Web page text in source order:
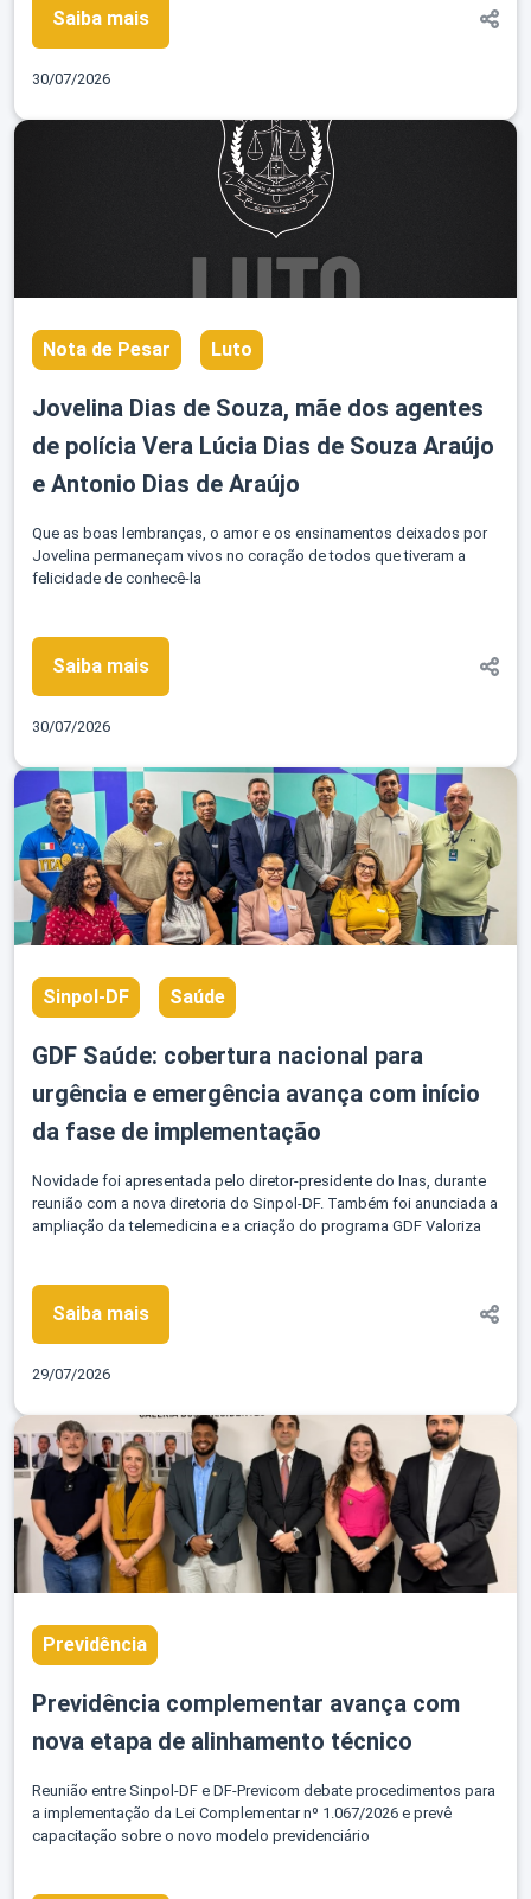
Saiba mais
30/07/2026
Nota de Pesar Luto
Jovelina Dias de Souza, mãe dos agentes
de polícia Vera Lúcia Dias de Souza Araújo
e Antonio Dias de Araújo
Que as boas lembranças, o amor e os ensinamentos deixados por
Jovelina permaneçam vivos no coração de todos que tiveram a
felicidade de conhecê-la
Saiba mais
30/07/2026
Sinpol-DF Saúde
GDF Saúde: cobertura nacional para
urgência e emergência avança com início
da fase de implementação
Novidade foi apresentada pelo diretor-presidente do Inas, durante
reunião com a nova diretoria do Sinpol-DF. Também foi anunciada a
ampliação da telemedicina e a criação do programa GDF Valoriza
Saiba mais
29/07/2026
Previdência
Previdência complementar avança com
nova etapa de alinhamento técnico
Reunião entre Sinpol-DF e DF-Previcom debate procedimentos para
a implementação da Lei Complementar nº 1.067/2026 e prevê
capacitação sobre o novo modelo previdenciário